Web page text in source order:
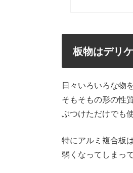
板物はデリ
日々いろいろな物
そもそもの形の性
ぶつけただけでも
特にアルミ複合板
弱くなってしまっ